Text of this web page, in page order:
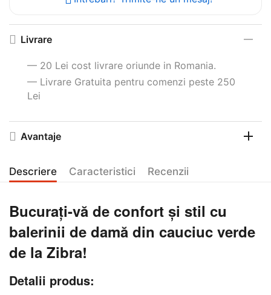
Livrare
— 20 Lei cost livrare oriunde in Romania.
— Livrare Gratuita pentru comenzi peste 250
Lei
Avantaje
Descriere Caracteristici Recenzii
Bucurați-vă de confort și stil cu
balerinii de damă din cauciuc verde
de la Zibra!
Detalii produs: